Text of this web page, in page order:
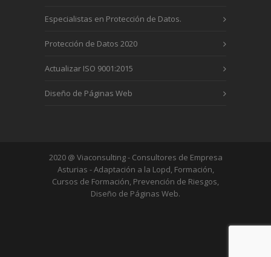
Especialistas en Protección de Datos.
Protección de Datos 2020
Actualizar ISO 9001:2015
Diseño de Páginas Web
2020 @ Viaconsulting - Consultores de Empresa
Asturias - Adaptación a la Lopd, Formación,
Cursos de Formación, Prevención de Riesgos,
Diseño de Páginas Web.